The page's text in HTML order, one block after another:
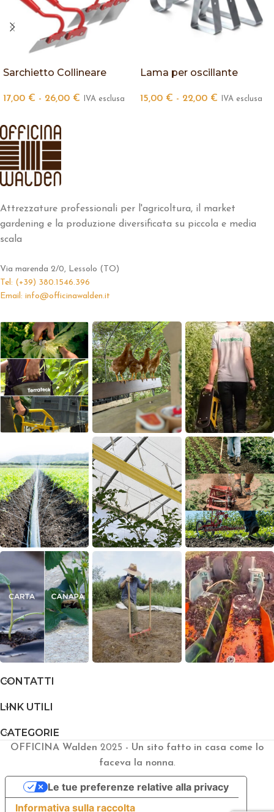
Sarchietto Collineare
17,00 € - 26,00 € IVA esclusa
Lama per oscillante
15,00 € - 22,00 € IVA esclusa
Attrezzature professionali per l'agricoltura, il market
gardening e la produzione diversificata su piccola e media
scala
Via marenda 2/0, Lessolo (TO)
Tel: (+39) 380.1546.396
Email: info@officinawalden.it
CONTATTI
LINK UTILI
CATEGORIE
OFFICINA Walden 2025 - Un sito fatto in casa come lo
faceva la nonna.
Informativa sulla raccolta
Le tue preferenze relative alla privacy